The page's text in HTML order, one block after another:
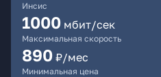
Инсис
1000 мбит/сек
Максимальная скорость
890 ₽/мес
Минимальная цена